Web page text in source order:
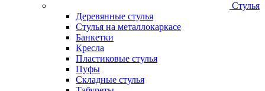
Стулья
Деревянные стулья
Стулья на металлокаркасе
Банкетки
Кресла
Пластиковые стулья
Пуфы
Складные стулья